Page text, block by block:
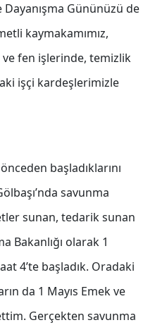
Gününüzü de
kaymakamımız,
ve fen işlerinde, temizlik
işçi kardeşlerimizle
başladıklarını
savunma
sunan, tedarik sunan
Bakanlığı olarak 1
4’te başladık. Oradaki
da 1 Mayıs Emek ve
Gerçekten savunma